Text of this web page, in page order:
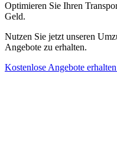
Optimieren Sie Ihren
Geld.
Nutzen Sie jetzt unseren
Angebote zu erhalten.
Kostenlose Angebote